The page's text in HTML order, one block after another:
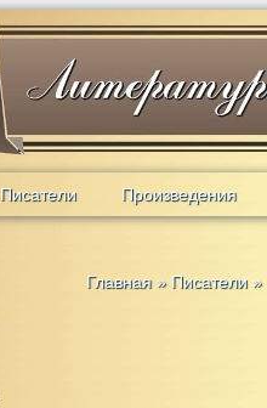
Писатели Произведения
Главная » Писатели »